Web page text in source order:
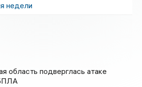
недели
область подверглась атаке